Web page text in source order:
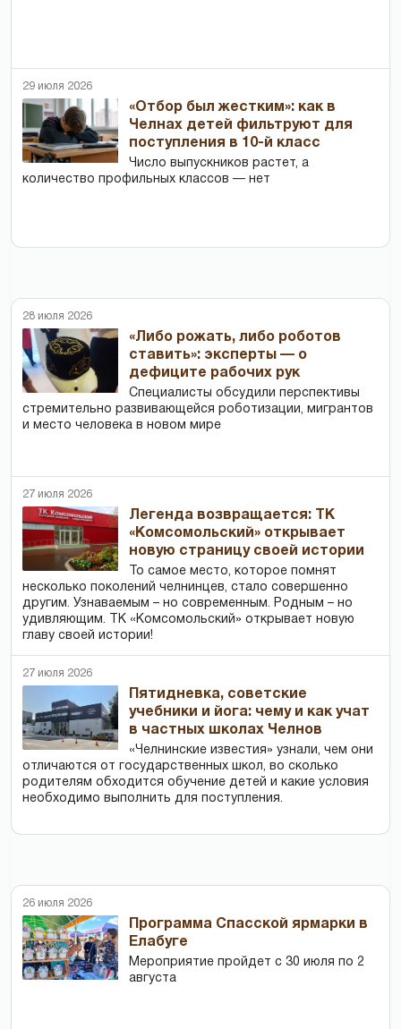
29 июля 2026
«Отбор был жестким»: как в
Челнах детей фильтруют для
поступления в 10-й класс
Число выпускников растет, а
количество профильных классов — нет
28 июля 2026
«Либо рожать, либо роботов
ставить»: эксперты — о
дефиците рабочих рук
Специалисты обсудили перспективы
стремительно развивающейся роботизации, мигрантов
и место человека в новом мире
27 июля 2026
Легенда возвращается: ТК
«Комсомольский» открывает
новую страницу своей истории
То самое место, которое помнят
несколько поколений челнинцев, стало совершенно
другим. Узнаваемым – но современным. Родным – но
удивляющим. ТК «Комсомольский» открывает новую
главу своей истории!
27 июля 2026
Пятидневка, советские
учебники и йога: чему и как учат
в частных школах Челнов
«Челнинские известия» узнали, чем они
отличаются от государственных школ, во сколько
родителям обходится обучение детей и какие условия
необходимо выполнить для поступления.
26 июля 2026
Программа Спасской ярмарки в
Елабуге
Мероприятие пройдет с 30 июля по 2
августа